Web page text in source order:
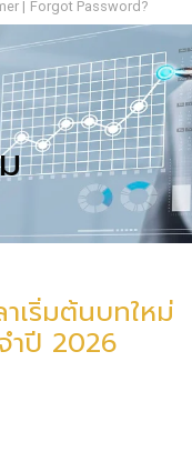
เริ่มต้นบทใหม่
ำปี 2026